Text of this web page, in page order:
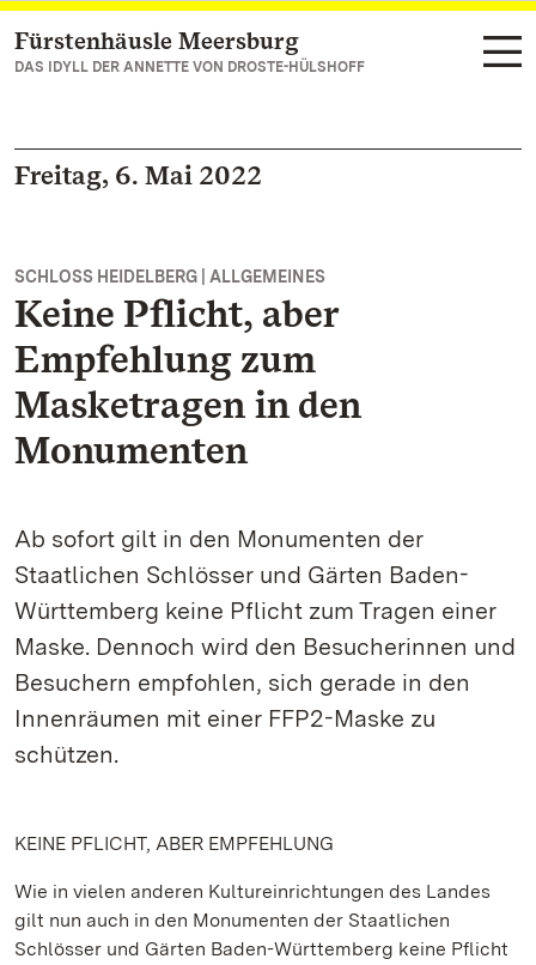
Zum Hauptinhalt springen
Fürstenhäusle Meersburg
DAS IDYLL DER ANNETTE VON DROSTE-HÜLSHOFF
Freitag, 6. Mai 2022
SCHLOSS HEIDELBERG | ALLGEMEINES
Keine Pflicht, aber
Empfehlung zum
Masketragen in den
Monumenten
Ab sofort gilt in den Monumenten der
Staatlichen Schlösser und Gärten Baden-
Württemberg keine Pflicht zum Tragen einer
Maske. Dennoch wird den Besucherinnen und
Besuchern empfohlen, sich gerade in den
Innenräumen mit einer FFP2-Maske zu
schützen.
KEINE PFLICHT, ABER EMPFEHLUNG
Wie in vielen anderen Kultureinrichtungen des Landes
gilt nun auch in den Monumenten der Staatlichen
Schlösser und Gärten Baden-Württemberg keine Pflicht